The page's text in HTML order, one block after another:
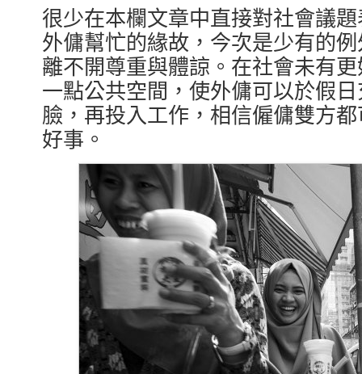
很少在本欄文章中直接對社會議
外傭幫忙的緣故，今次是少有的
離不開尊重與體諒。在社會未有
一點公共空間，使外傭可以於假
臉，再投入工作，相信僱傭雙方
好事。